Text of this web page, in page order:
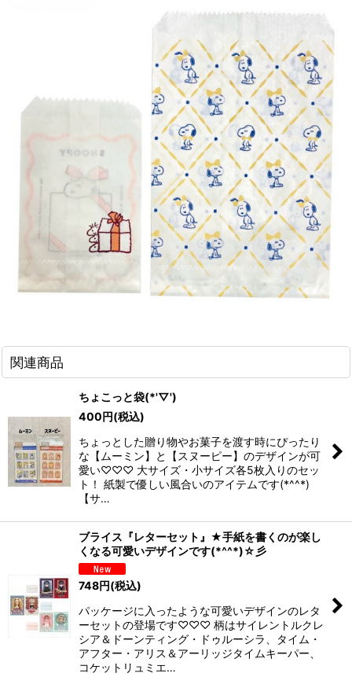
関連商品
ちょこっと袋(*'▽')
400円(税込)
ちょっとした贈り物やお菓子を渡す時にぴったり
な【ムーミン】と【スヌーピー】のデザインが可
愛い♡♡♡ 大サイズ・小サイズ各5枚入りのセッ
ト！ 紙製で優しい風合いのアイテムです(*^^*)
【サ…
ブライス『レターセット』★手紙を書くのが楽し
くなる可愛いデザインです(*^^*)☆彡
748円(税込)
パッケージに入ったような可愛いデザインのレタ
ーセットの登場です♡♡♡ 柄はサイレントルクレ
シア＆ドーンティング・ドゥルーシラ、タイム・
アフター・アリス＆アーリッジタイムキーパー、
コケットリュミエ…